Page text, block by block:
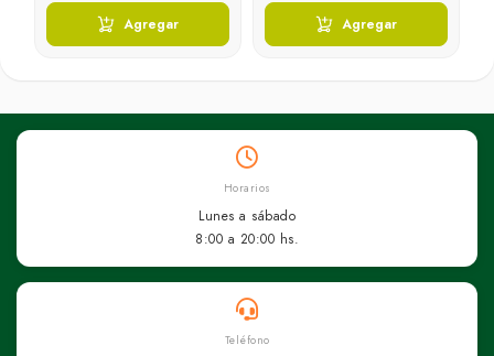
Agregar Agregar
Horarios
Lunes a sábado
8:00 a 20:00 hs.
Teléfono